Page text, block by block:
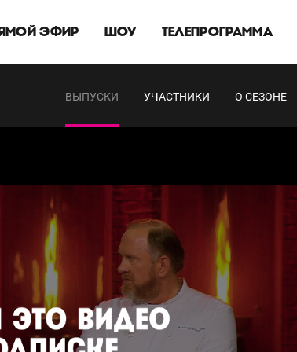
ЭФИР ШОУ ТЕЛЕПРОГРАММА
ВЫПУСКИ УЧАСТНИКИ О СЕЗОНЕ